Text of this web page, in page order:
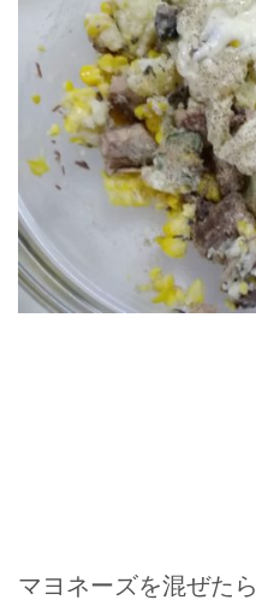
マヨネーズを混ぜたら